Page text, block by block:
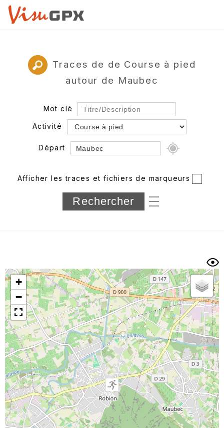
Traces de de Course à pied
autour de Maubec
Mot clé
Activité
Départ
Département
Longueur min/max
Trier par
Horodatage Photos
Afficher les traces et fichiers de marqueurs
+
−